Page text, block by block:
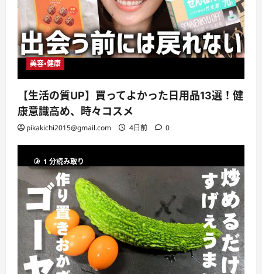
美容・健康
【生活の質UP】買ってよかった日用品13選！健
康意識高め、時々コスメ
pikakichi2015@gmail.com 4日前 0
1 分読み取り